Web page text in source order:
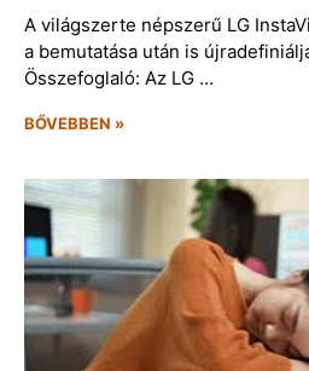
A világszerte népszerű LG
a bemutatása után is
Összefoglaló: Az LG …
BŐVEBBEN »